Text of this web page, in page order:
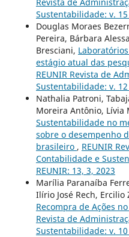
Sustentabilidade: v. 15
Douglas Moraes
Pereira, Bárbara
Bresciani,
estágio atual das
REUNIR Revista de
Sustentabilidade: v. 12
Nathalia Patroni,
Moreira Antônio, Lívia
Sustentabilidade no
sobre o desempenho
brasileiro , REUNIR
Contabilidade e
REUNIR: 13, 3, 2023
Marília Paranaíba
Ilírio José Rech, Ercilio
Recompra de Ações
Revista de
Sustentabilidade: v. 10